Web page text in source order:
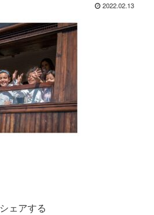
2022.02.13
シェアする